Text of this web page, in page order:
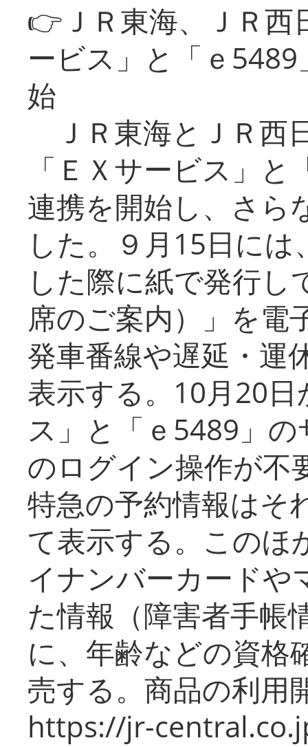
👉ＪＲ東海、ＪＲ
ービス」と「ｅ
始
ＪＲ東海とＪＲ西
「ＥＸサービス」
連携を開始し、さら
した。９月15日に
した際に紙で発行し
席のご案内）」を電
発車番線や遅延・運
表示する。10月20
ス」と「ｅ5489」
のログイン操作が不
特急の予約情報はそ
て表示する。このほ
イナンバーカードや
た情報（障害者手帳
に、年齢などの資格
売する。商品の利用
https://jr-